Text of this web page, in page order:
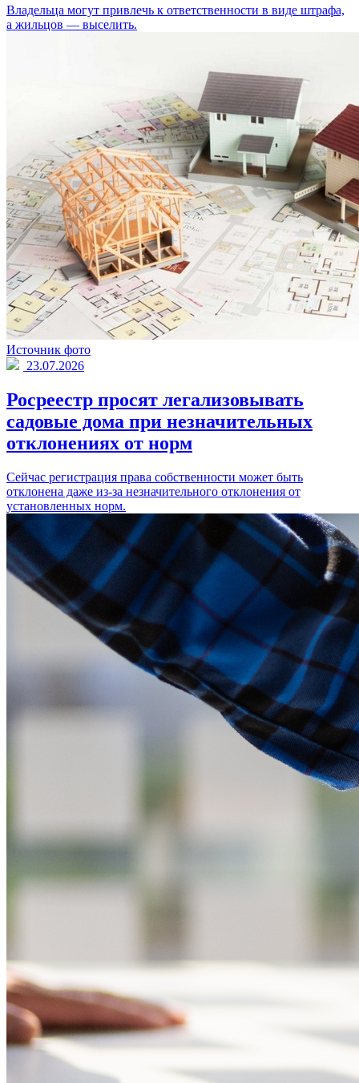
Владельца могут привлечь к ответственности в виде штрафа,
а жильцов — выселить.
Источник фото
23.07.2026
Росреестр просят легализовывать
садовые дома при незначительных
отклонениях от норм
Сейчас регистрация права собственности может быть
отклонена даже из-за незначительного отклонения от
установленных норм.